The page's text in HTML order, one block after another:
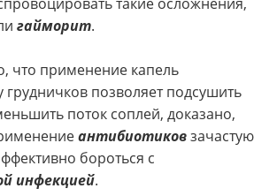
гайморит.
что применение капель
позволяет подсушить
поток соплей, доказано,
антибиотиковзачастую
бороться с
инфекцией.